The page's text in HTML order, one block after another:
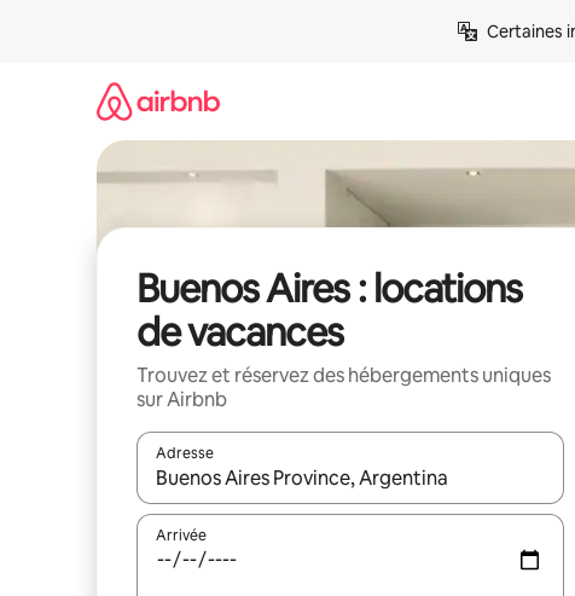
Certaines
Buenos Aires : locations
de vacances
Trouvez et réservez des hébergements uniques
sur Airbnb
Adresse
Lorsque les résultats s'affichent, utilisez les flèches
Arrivée